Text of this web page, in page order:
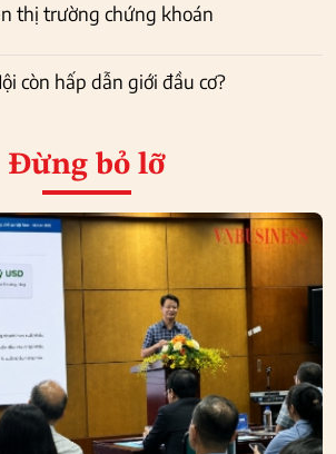
thị trường chứng khoán
còn hấp dẫn giới đầu cơ?
Đừng bỏ lỡ